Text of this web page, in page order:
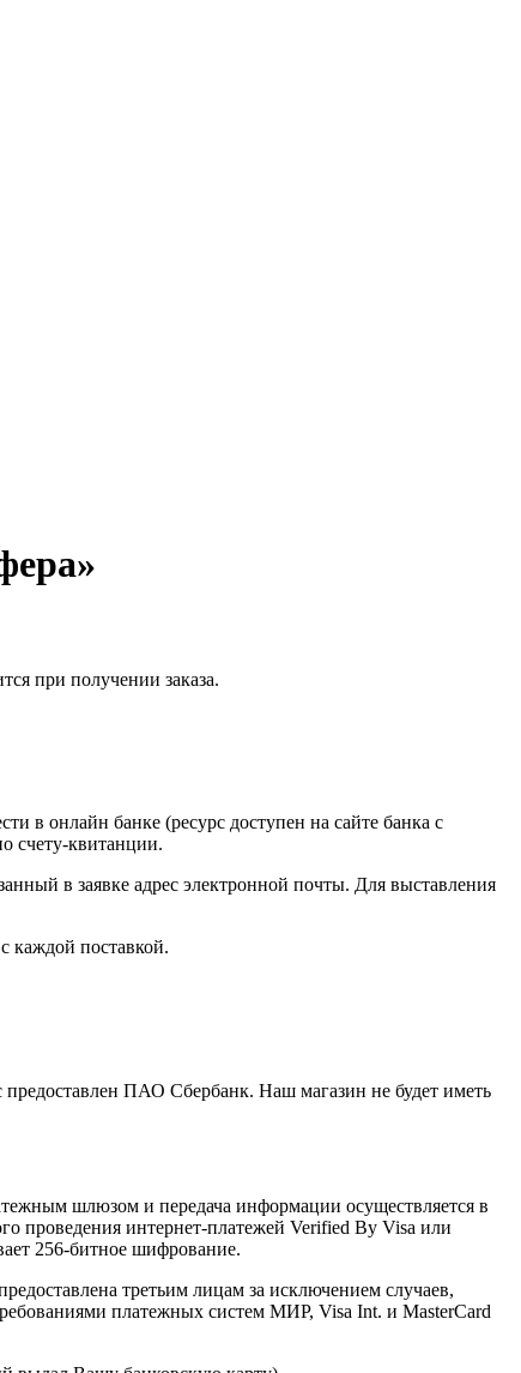
при получении заказа.
в онлайн банке (ресурс доступен на сайте банка с
счету-квитанции.
в заявке адрес электронной почты. Для выставления
каждой поставкой.
ПАО Сбербанк. Наш магазин не будет иметь
шлюзом и передача информации осуществляется в
проведения интернет-платежей Verified By Visa или
256-битное шифрование.
третьим лицам за исключением случаев,
платежных систем МИР, Visa Int. и MasterCard